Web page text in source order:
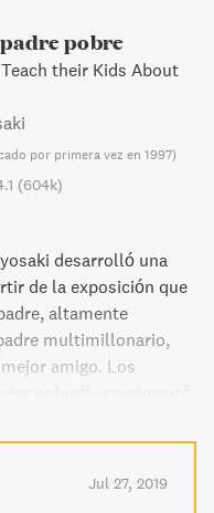
pobre
their Kids About
por primera vez en 1997)
(604k)
desarrolló una
de la exposición que
altamente
multimillonario,
amigo. Los
muy respetables
lo que le comunicaba
y la clase media
hace que el dinero
Jul 27, 2019